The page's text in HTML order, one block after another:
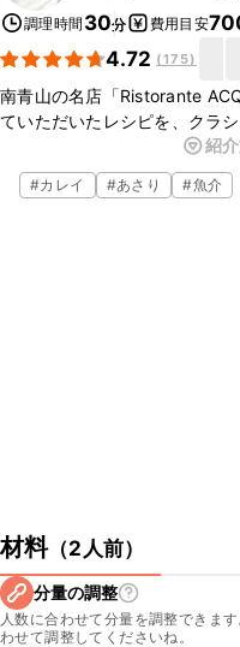
調理時間 30分 費用目安
4.72 (175)
南青山の名店「Ristorante
ていただいたレシピを、クラシ
今回は、アクアパッツァのご
パッツァを、スーパーでも手
お作りいただけるレシピです。
https://www.kurashiru.com/
22d863d6b334
紹
#カレイ #あさり #魚介
材料（2人前）
分量の調整
人数に合わせて分量を調整できま
わせて調整してくださいね。